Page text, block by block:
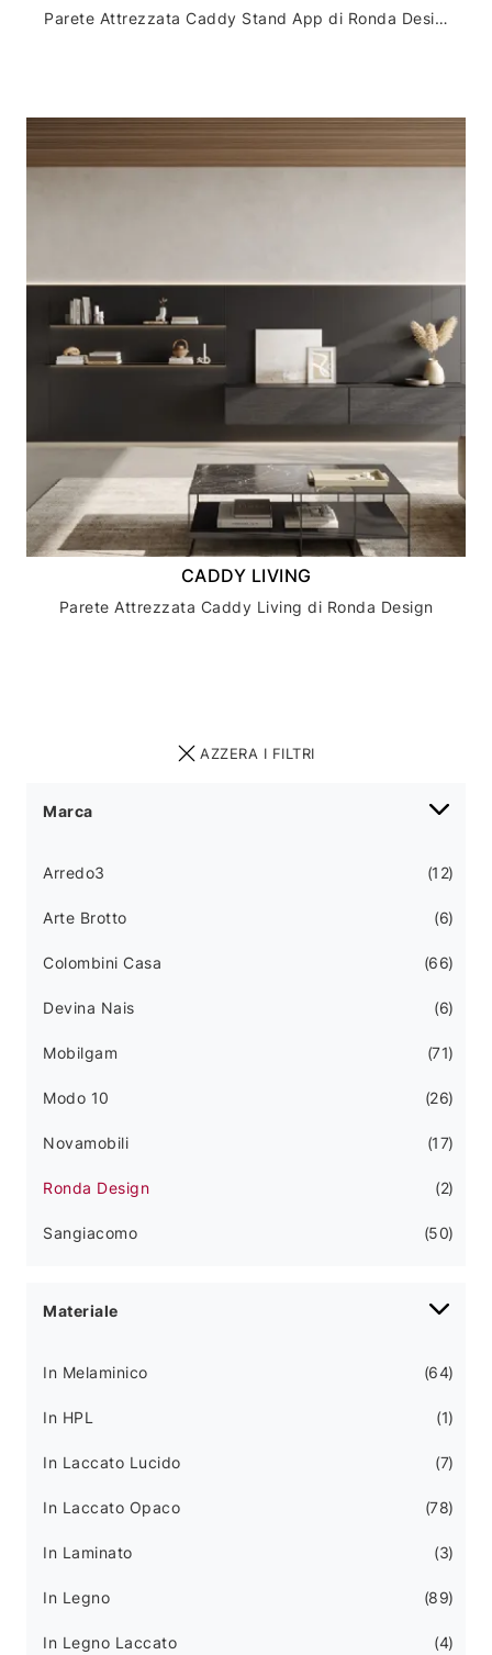
AZZERA I FILTRI
Marca
Arredo3 12
Arte Brotto 6
Colombini Casa 66
Devina Nais 6
Mobilgam 71
Modo 10 26
Novamobili 17
Ronda Design 2
Sangiacomo 50
Materiale
In Melaminico 64
In HPL 1
In Laccato Lucido 7
In Laccato Opaco 78
In Laminato 3
In Legno 89
In Legno Laccato 4
Parete Attrezzata Caddy Stand App di Ronda Design
CADDY LIVING
Parete Attrezzata Caddy Living di Ronda Design